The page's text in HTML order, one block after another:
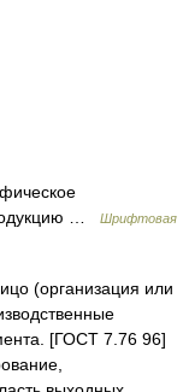
…
Шрифтовая
(организация или
[ГОСТ 7.76 96]